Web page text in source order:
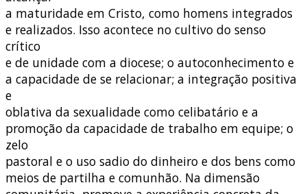
a maturidade em Cristo, como homens integrados
e realizados. Isso acontece no cultivo do senso
crítico
e de unidade com a diocese; o autoconhecimento e
a capacidade de se relacionar; a integração positiva
e
oblativa da sexualidade como celibatário e a
promoção da capacidade de trabalho em equipe; o
zelo
pastoral e o uso sadio do dinheiro e dos bens como
meios de partilha e comunhão. Na dimensão